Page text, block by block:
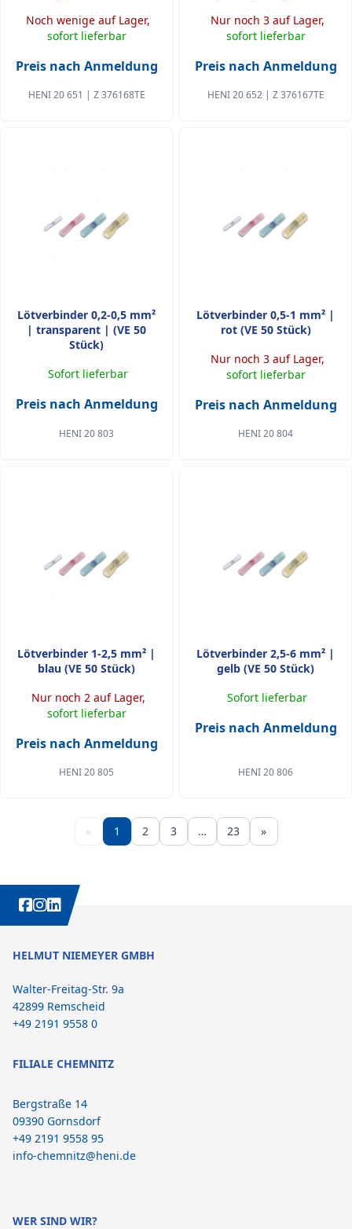
Noch wenige auf Lager,
sofort lieferbar
Preis nach Anmeldung
HENI 20 651 | Z 376168TE
Nur noch 3 auf Lager,
sofort lieferbar
Preis nach Anmeldung
HENI 20 652 | Z 376167TE
Lötverbinder 0,2-0,5 mm²
| transparent | (VE 50
Stück)
Sofort lieferbar
Preis nach Anmeldung
HENI 20 803
Lötverbinder 0,5-1 mm² |
rot (VE 50 Stück)
Nur noch 3 auf Lager,
sofort lieferbar
Preis nach Anmeldung
HENI 20 804
Lötverbinder 1-2,5 mm² |
blau (VE 50 Stück)
Nur noch 2 auf Lager,
sofort lieferbar
Preis nach Anmeldung
HENI 20 805
Lötverbinder 2,5-6 mm² |
gelb (VE 50 Stück)
Sofort lieferbar
Preis nach Anmeldung
HENI 20 806
« 1 2 3 … 23 »
WEITERE INTERESSANTE INHALTE IMMER AUCH AUF:
HELMUT NIEMEYER GMBH
Walter-Freitag-Str. 9a
42899 Remscheid
+49 2191 9558 0
FILIALE CHEMNITZ
Bergstraße 14
09390 Gornsdorf
+49 2191 9558 95
info-chemnitz@heni.de
WER SIND WIR?